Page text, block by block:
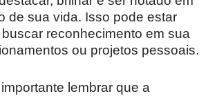
de sua vida. Isso pode estar
reconhecimento em sua
ou projetos pessoais.
lembrar que a